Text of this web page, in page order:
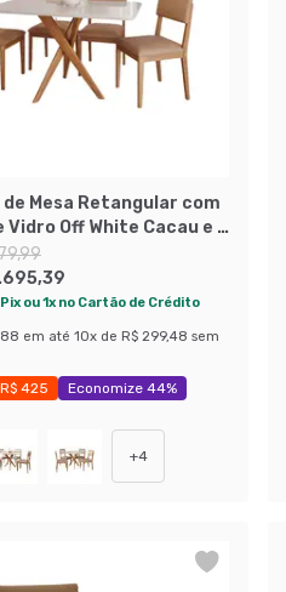
Mesa Retangular com
Vidro Off White Cacau e 4
Revestimento
e Cinamomo
ou 1x no Cartão de Crédito
em até 10x de R$ 299,48 sem
425 Economize 44%
+4